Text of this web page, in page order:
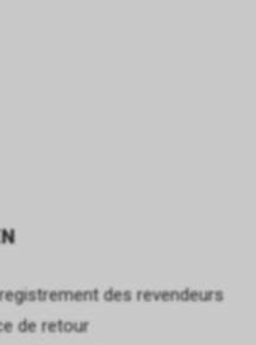
des revendeurs
de retour